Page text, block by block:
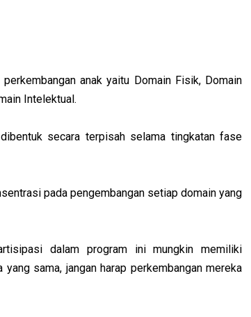
anak yaitu Domain Fisik, Domain
Intelektual.
secara terpisah selama tingkatan fase
pada pengembangan setiap domain yang
dalam program ini mungkin memiliki
sama, jangan harap perkembangan mereka